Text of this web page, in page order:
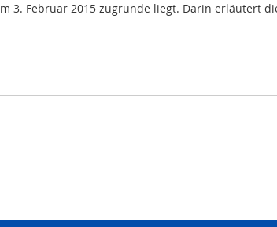
3. Februar 2015 zugrunde liegt. Darin erläutert